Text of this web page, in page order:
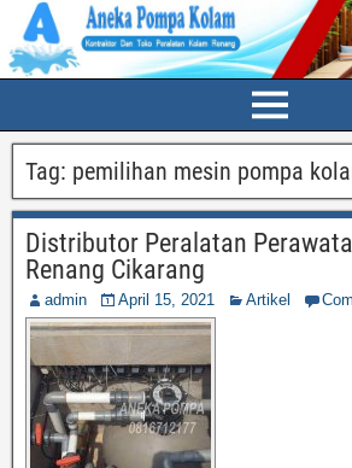
Tag: pemilihan mesin pompa
Distributor Peralatan
Renang Cikarang
admin April 15, 2021 Artikel